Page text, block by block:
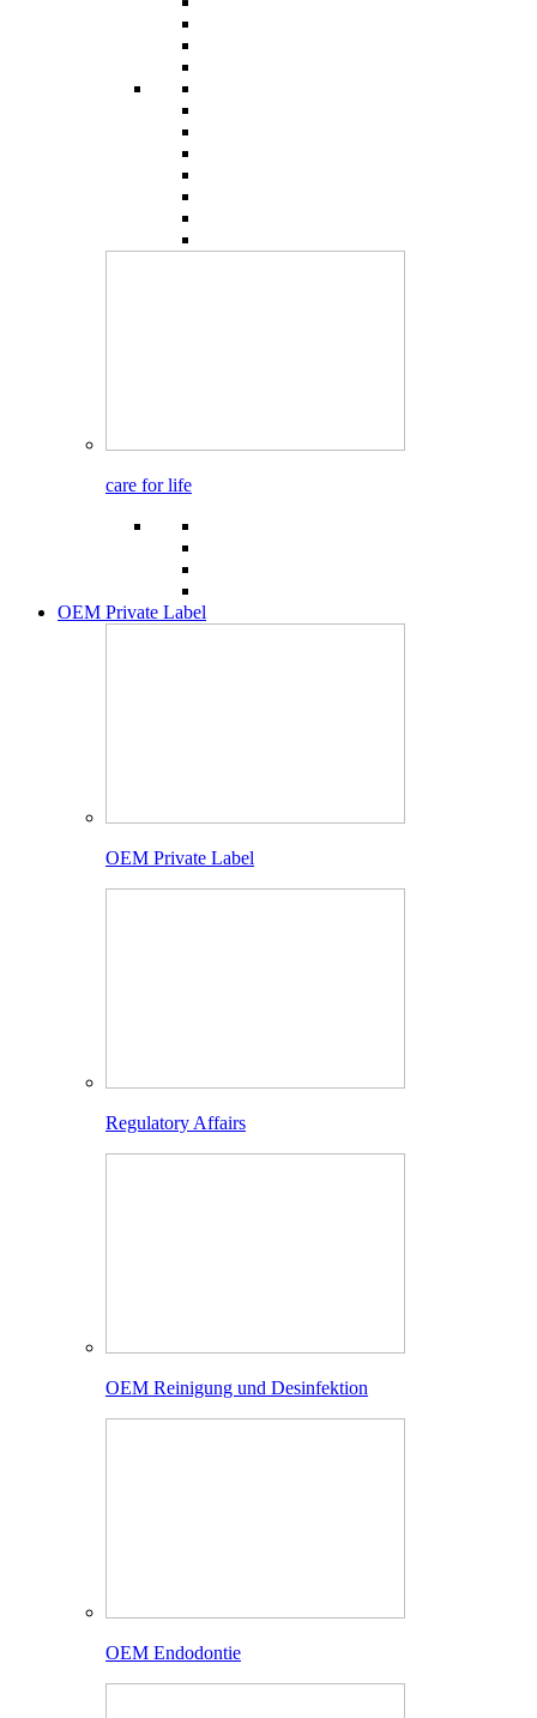
care for life
OEM Private Label
OEM Private Label
Regulatory Affairs
OEM Reinigung und Desinfektion
OEM Endodontie